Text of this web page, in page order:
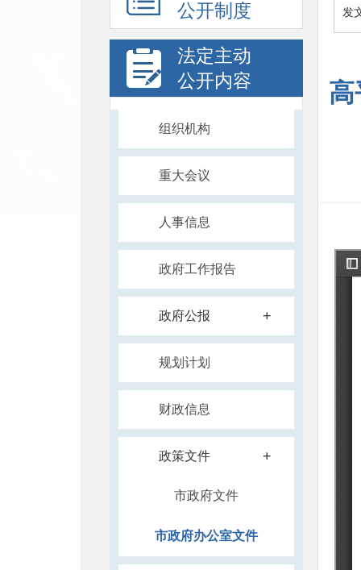
公开制度
法定主动
公开内容
组织机构
重大会议
人事信息
政府工作报告
政府公报 +
规划计划
财政信息
政策文件 +
市政府文件
市政府办公室文件
发
高